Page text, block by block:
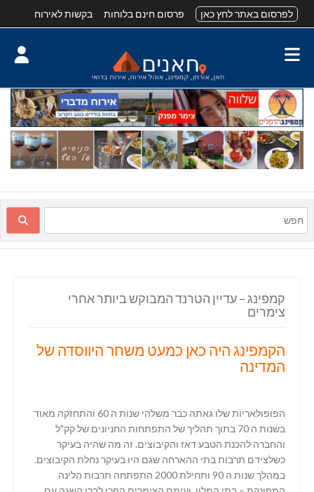
לפרסום באתר לחץ כאן פרסום חינם בלוחות בקשות לאירוח
קמפינג – עדיין הטרנד המבוקש ביותר אחרי
צימרים
הקמפינג היה כאן כמעט משחר היווסדה של
המדינה
הפופולאריות שלו גאתה כבר משלהי שנות ה 60 והתחזקה מאוד
בשנות ה 70 בתוך תהליך של התפתחות החניונים של קק"ל
והחברה להכנת הטבע דאז והקיבוצים. זה מה שהיה בעיקר
כשלצידם תרבות בתי ההארחה שגם היו בעיקר נחלת הקיבוצים.
במהלך שנות ה 90 ותחילת 2000 התפתחה תרבות הלינה